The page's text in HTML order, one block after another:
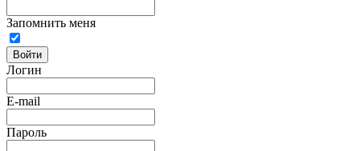
Запомнить меня
Войти
Логин
E-mail
Пароль